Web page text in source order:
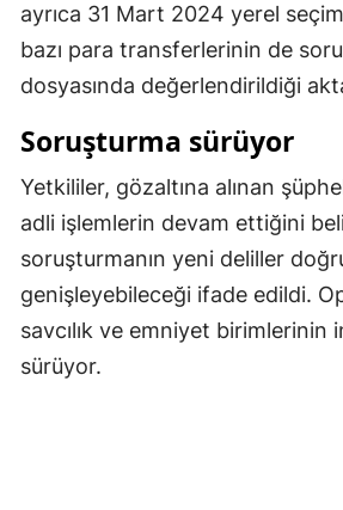
Samsun
Siirt
Tekirdağ
Tokat
Trabzon
ayrıca 31 Mart 2024 yerel
bazı para transferlerinin de
dosyasında değerlendirildiği
Soruşturma sürüyor
Yetkililer, gözaltına alınan
adli işlemlerin devam ettiğini
soruşturmanın yeni deliller
genişleyebileceği ifade edildi.
savcılık ve emniyet birimlerinin
sürüyor.